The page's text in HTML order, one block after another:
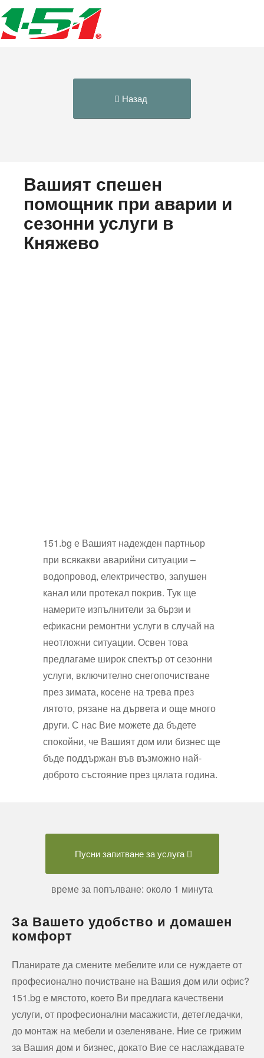
Назад
Вашият спешен
помощник при аварии и
сезонни услуги в
Княжево
151.bg е Вашият надежден партньор
при всякакви аварийни ситуации –
водопровод, електричество, запушен
канал или протекал покрив. Тук ще
намерите изпълнители за бързи и
ефикасни ремонтни услуги в случай на
неотложни ситуации. Освен това
предлагаме широк спектър от сезонни
услуги, включително снегопочистване
през зимата, косене на трева през
лятото, рязане на дървета и още много
други. С нас Вие можете да бъдете
спокойни, че Вашият дом или бизнес ще
бъде поддържан във възможно най-
доброто състояние през цялата година.
Пусни запитване за услуга
време за попълване: около 1 минута
За Вашето удобство и домашен
комфорт
Планирате да смените мебелите или се нуждаете от
професионално почистване на Вашия дом или офис?
151.bg е мястото, което Ви предлага качествени
услуги, от професионални масажисти, детегледачки,
до монтаж на мебели и озеленяване. Ние се грижим
за Вашия дом и бизнес, докато Вие се наслаждавате